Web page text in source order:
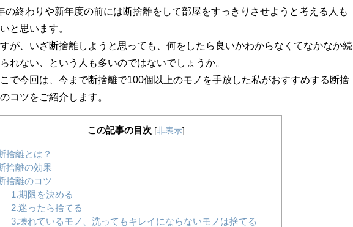
の終わりや新年度の前には断捨離をして部屋をすっきりさせようと考える人も
と思います。
が、いざ断捨離しようと思っても、何をしたら良いかわからなくてなかなか続
れない、という人も多いのではないでしょうか。
で今回は、今まで断捨離で100個以上のモノを手放した私がおすすめする断捨
コツをご紹介します。
この記事の目次 [非表示]
捨離とは？
捨離の効果
捨離のコツ
1.期限を決める
2.迷ったら捨てる
3.壊れているモノ、洗ってもキレイにならないモノは捨てる